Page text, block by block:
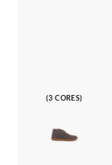
(3 CORES)